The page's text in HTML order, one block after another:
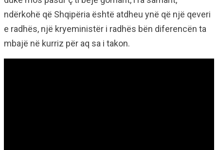
ndërkohë që Shqipëria është atdheu ynë që një qeveri
e radhës, një kryeministër i radhës bën diferencën ta
mbajë në kurriz për aq sa i takon.